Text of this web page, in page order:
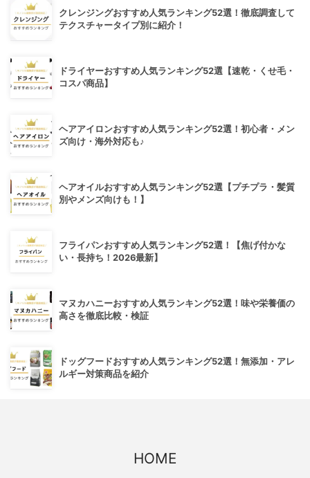
クレンジングおすすめ人気ランキング52選！徹底調査して
テクスチャータイプ別に紹介！
ドライヤーおすすめ人気ランキング52選【速乾・くせ毛・
コスパ商品】
ヘアアイロンおすすめ人気ランキング52選！初心者・メン
ズ向け・海外対応も♪
ヘアオイルおすすめ人気ランキング52選【プチプラ・髪質
別やメンズ向けも！】
フライパンおすすめ人気ランキング52選！【焦げ付かな
い・長持ち！2026最新】
マヌカハニーおすすめ人気ランキング52選！味や栄養価の
高さを徹底比較・検証
ドッグフードおすすめ人気ランキング52選！無添加・アレ
ルギー対策商品を紹介
HOME